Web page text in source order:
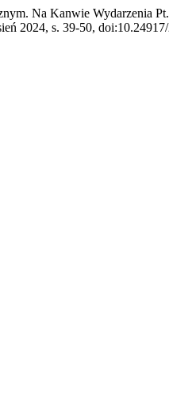
Na Kanwie Wydarzenia
2024, s. 39-50,